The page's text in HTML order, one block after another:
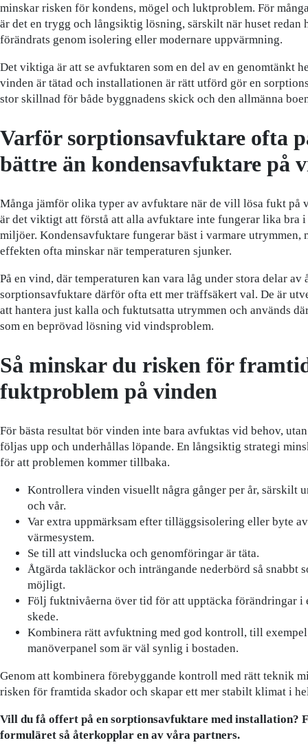
minskar risken för kondens, mögel och luktproblem. För
är det en trygg och långsiktig lösning, särskilt när huset redan
förändrats genom isolering eller modernare uppvärmning.
Det viktiga är att se avfuktaren som en del av en genomtänkt
vinden är tätad och installationen är rätt utförd gör en
stor skillnad för både byggnadens skick och den allmänna
Varför sorptionsavfuktare ofta
bättre än kondensavfuktare på
Många jämför olika typer av avfuktare när de vill lösa fukt på
är det viktigt att förstå att alla avfuktare inte fungerar lika bra
miljöer. Kondensavfuktare fungerar bäst i varmare utrymmen,
effekten ofta minskar när temperaturen sjunker.
På en vind, där temperaturen kan vara låg under stora delar av
sorptionsavfuktare därför ofta ett mer träffsäkert val. De är
att hantera just kalla och fuktutsatta utrymmen och används
som en beprövad lösning vid vindsproblem.
Så minskar du risken för
fuktproblem på vinden
För bästa resultat bör vinden inte bara avfuktas vid behov,
följas upp och underhållas löpande. En långsiktig strategi
för att problemen kommer tillbaka.
Kontrollera vinden visuellt några gånger per år, särskilt
och vår.
Var extra uppmärksam efter tilläggsisolering eller byte av
värmesystem.
Se till att vindslucka och genomföringar är täta.
Åtgärda takläckor och inträngande nederbörd så snabbt
möjligt.
Följ fuktnivåerna över tid för att upptäcka förändringar i
skede.
Kombinera rätt avfuktning med god kontroll, till
manöverpanel som är väl synlig i bostaden.
Genom att kombinera förebyggande kontroll med rätt teknik
risken för framtida skador och skapar ett mer stabilt klimat i
Vill du få offert på en sorptionsavfuktare med installation?
formuläret så återkopplar en av våra partners.